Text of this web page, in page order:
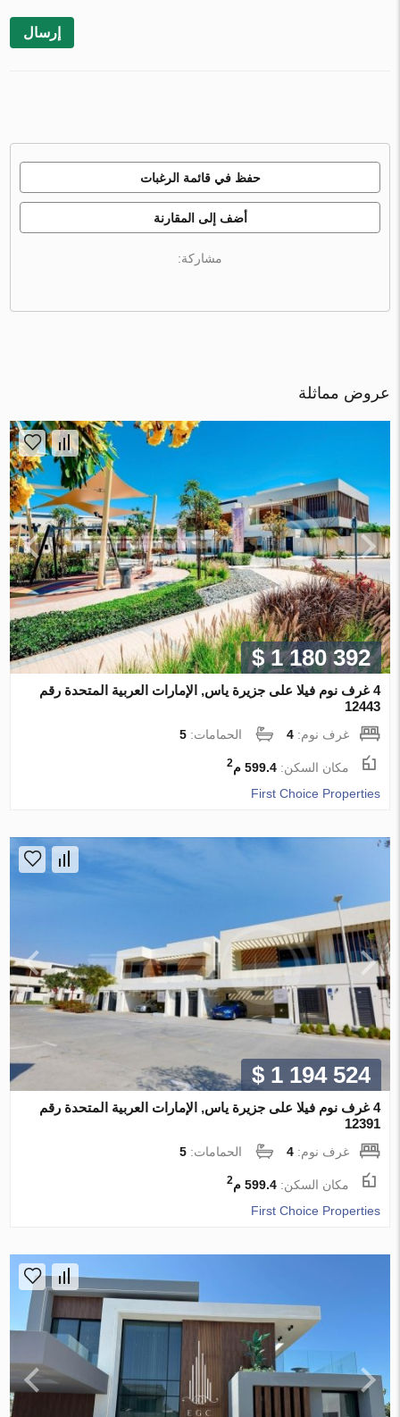
إرسال
حفظ في قائمة الرغبات
أضف إلى المقارنة
مشاركة:
عروض مماثلة
$ 1 180 392
4 غرف نوم فيلا على جزيرة ياس, الإمارات العربية المتحدة رقم
12443
غرف نوم:4 الحمامات:5
مكان السكن:599.4 م 2
First Choice Properties
$ 1 194 524
4 غرف نوم فيلا على جزيرة ياس, الإمارات العربية المتحدة رقم
12391
غرف نوم:4 الحمامات:5
مكان السكن:599.4 م 2
First Choice Properties